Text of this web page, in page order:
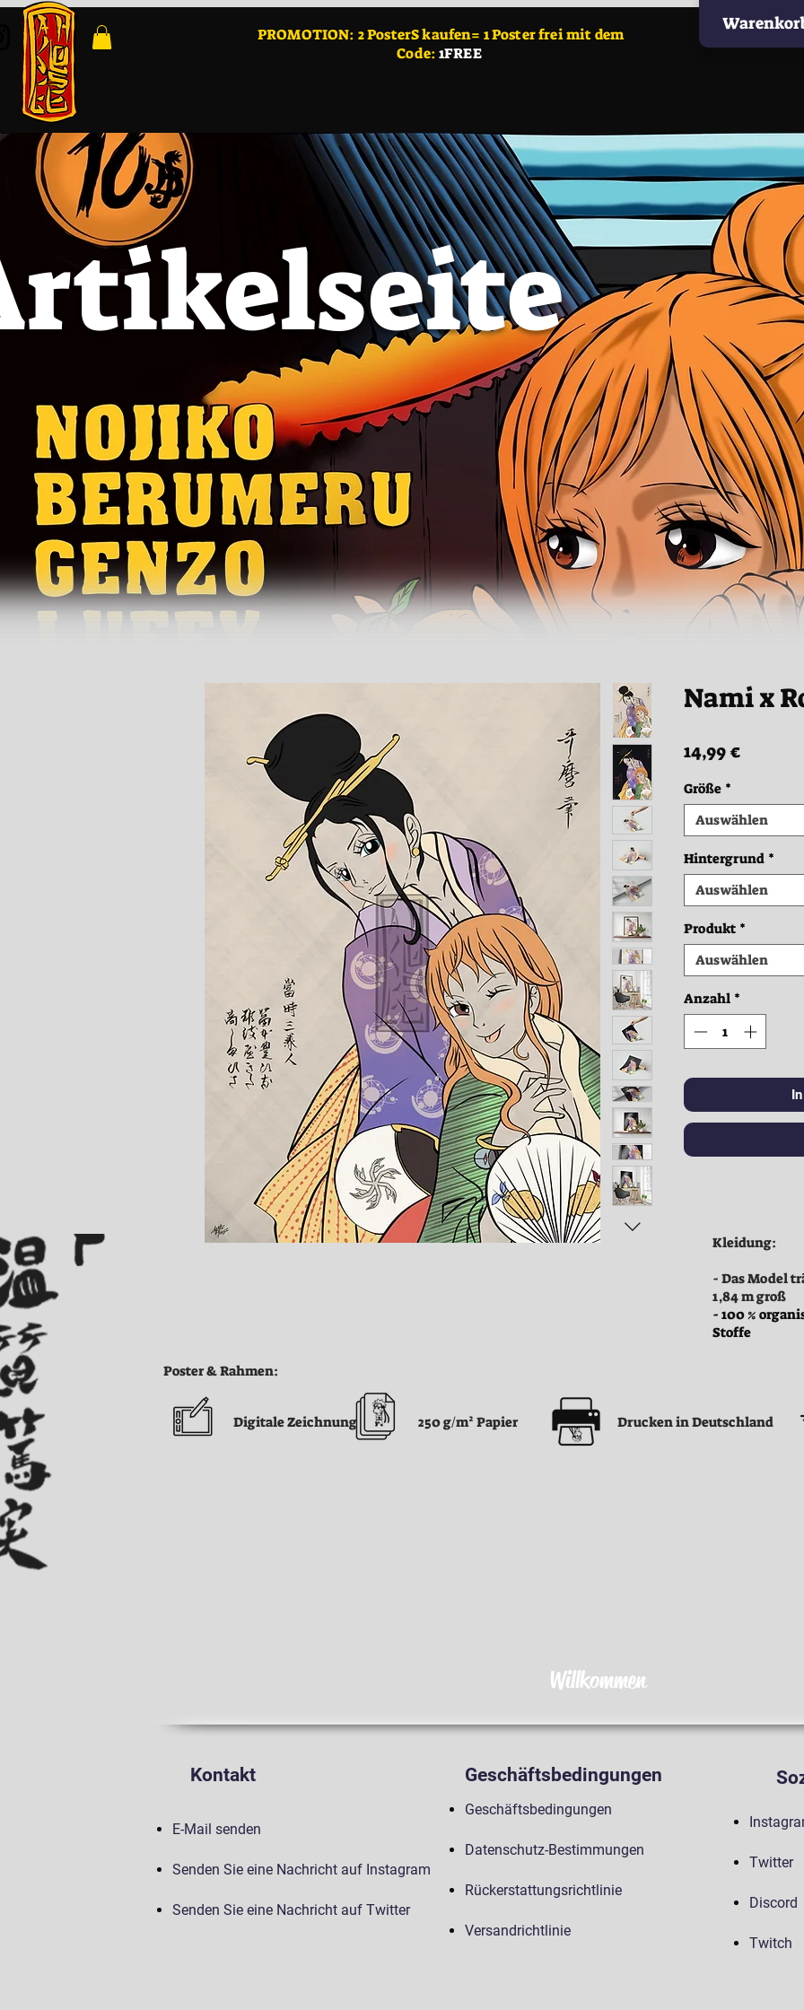
PROMOTION: 2 PosterS kaufen= 1 Poster frei mit dem
Code:1FREE
Nami x
14,99 €
Größe *
Auswählen
Hintergrund *
Auswählen
Produkt *
Auswählen
Anzahl *
Willkommen
Kontakt
E-Mail senden
Senden Sie eine Nachricht auf Instagram
Senden Sie eine Nachricht auf Twitter
Geschäftsbedingungen
Geschäftsbedingungen
Datenschutz-Bestimmungen
Rückerstattungsrichtlinie
Versandrichtlinie
Twitter
Discord
Twitch
Digitale Zeichnung 250 g/m² Papier Drucken in Deutschland
Kleidung:
- Das Model
1,84 m groß
- 100 %
Stoffe
Poster & Rahmen: